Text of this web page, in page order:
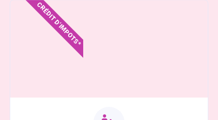
CRÉDIT D'IMPOTS*